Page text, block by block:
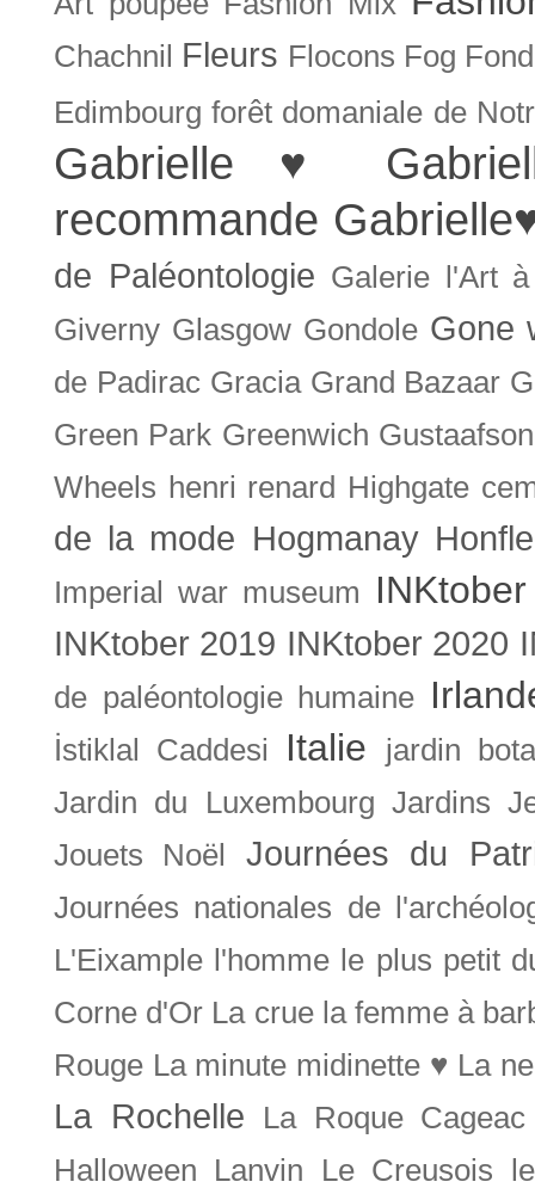
Chachnil Fleurs Flocons Fog
Edimbourg forêt domaniale de
Gabrielle ♥
recommande
de Paléontologie Galerie l'Art
Giverny Glasgow Gondole Gone
de Padirac Gracia Grand Bazaar
Green Park Greenwich Gustaafson
Wheels henri renard Highgate
de la mode Hogmanay
Imperial war museum INKtober
INKtober 2019 INKtober 2020
de paléontologie humaine
İstiklal Caddesi Italie
jardin
Jardin du Luxembourg Jardins
Jouets Noël
Journées du
Journées nationales de
L'Eixample l'homme le plus petit
Corne d'Or La crue la femme à
Rouge La minute midinette ♥ La
La Rochelle
La Roque Cageac
Halloween
Lanvin Le Creusois